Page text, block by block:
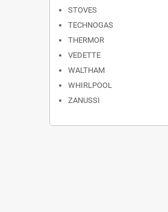
STOVES
TECHNOGAS
THERMOR
VEDETTE
WALTHAM
WHIRLPOOL
ZANUSSI